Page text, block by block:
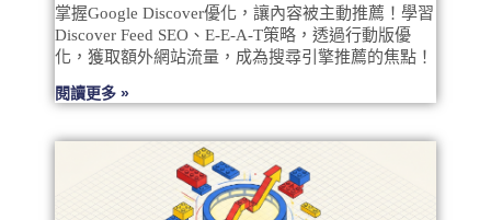
掌握Google Discover優化，讓內容被主動推薦！學習
Discover Feed SEO、E-E-A-T策略，透過行動版優
化，獲取額外網站流量，成為搜尋引擎推薦的焦點！
閱讀更多 »